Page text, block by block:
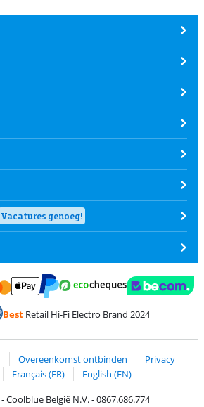
Vacatures genoeg!
en Visa via ClickToPay
Betalen met PayPal
BestRetail Hi-Fi Electro Brand 2024
Overeenkomst ontbinden
Privacy
Français (FR)
English (EN)
Coolblue België N.V. - 0867.686.774